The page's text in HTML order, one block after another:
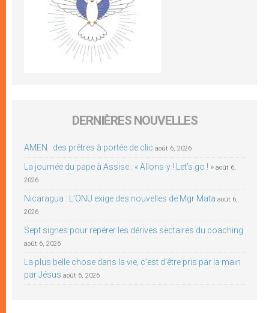
DERNIÈRES NOUVELLES
AMEN : des prêtres à portée de clic août 6, 2026
La journée du pape à Assise : « Allons-y ! Let’s go ! » août 6,
2026
Nicaragua : L’ONU exige des nouvelles de Mgr Mata août 6,
2026
Sept signes pour repérer les dérives sectaires du coaching
août 6, 2026
La plus belle chose dans la vie, c’est d’être pris par la main
par Jésus août 6, 2026